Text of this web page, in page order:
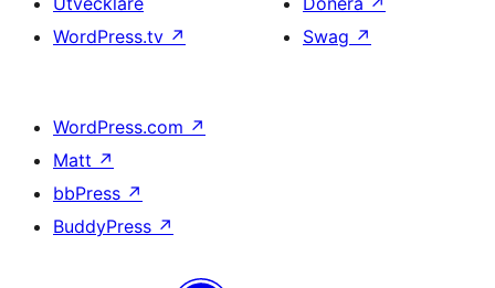
WordPress.tv ↗
Swag ↗
WordPress.com ↗
Matt ↗
bbPress ↗
BuddyPress ↗